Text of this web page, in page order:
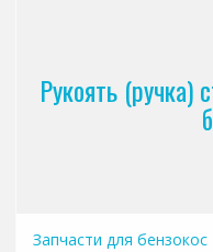
Рукоять (ручка)
Запчасти для бензокос